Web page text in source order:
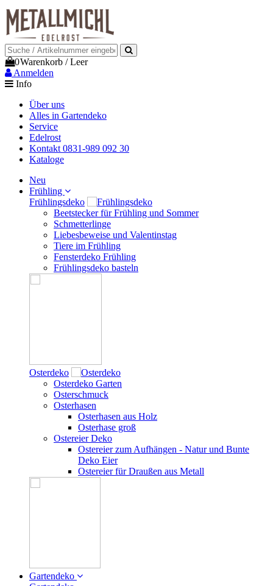
0Warenkorb /Leer
Anmelden
Info
Über uns
Alles in Gartendeko
Service
Edelrost
Kontakt 0831-989 092 30
Kataloge
Neu
Frühling
Frühlingsdeko
Beetstecker für Frühling und Sommer
Schmetterlinge
Liebesbeweise und Valentinstag
Tiere im Frühling
Fensterdeko Frühling
Frühlingsdeko basteln
Osterdeko
Osterdeko Garten
Osterschmuck
Osterhasen
Osterhasen aus Holz
Osterhase groß
Ostereier Deko
Ostereier zum Aufhängen - Natur und Bunte
Deko Eier
Ostereier für Draußen aus Metall
Gartendeko